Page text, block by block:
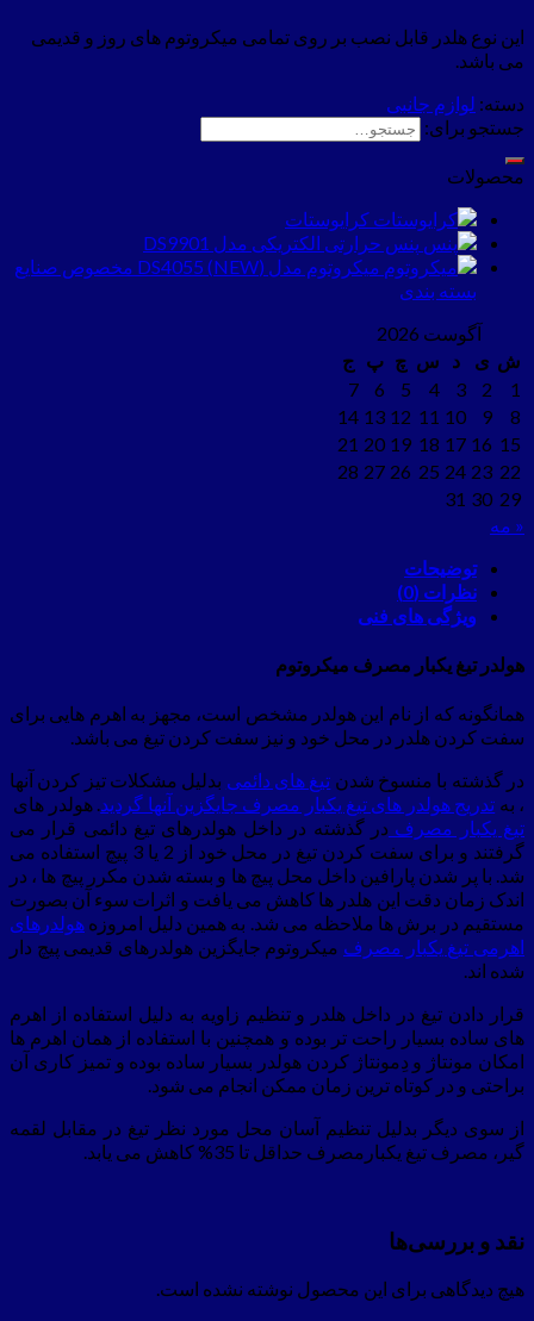
این نوع هلدر قابل نصب بر روی تمامی میکروتوم های روز و قدیمی
می باشد.
دسته: لوازم جانبی
جستجو برای:
محصولات
کرایوستات
پنس حرارتی الکتریکی مدل DS9901
میکروتوم مدل (NEW) DS4055 مخصوص صنایع
بسته بندی
آگوست 2026
ش ی د س چ پ ج
1
2
3
4
5
6
7
8
9
10
11
12
13
14
15
16
17
18
19
20
21
22
23
24
25
26
27
28
29
30
31
« مه
توضیحات
نظرات (0)
ویژگی های فنی
هولدر تیغ یکبار مصرف میکروتوم
همانگونه که از نام این هولدر مشخص است، مجهز به اهرم هایی برای
سفت کردن هلدر در محل خود و نیز سفت کردن تیغ می باشد.
در گذشته با منسوخ شدن تیغ های دائمی بدلیل مشکلات تیز کردن آنها
، به تدریج هولدر های تیغ یکبار مصرف جایگزین آنها گردید. هولدر های
تیغ یکبار مصرف در گذشته در داخل هولدرهای تیغ دائمی قرار می
گرفتند و برای سفت کردن تیغ در محل خود از 2 یا 3 پیچ استفاده می
شد. با پر شدن پارافین داخل محل پیچ ها و بسته شدن مکرر پیچ ها ، در
اندک زمان دقت این هلدر ها کاهش می یافت و اثرات سوء آن بصورت
مستقیم در برش ها ملاحظه می شد. به همین دلیل امروزه هولدرهای
اهرمی تیغ یکبار مصرف میکروتوم جایگزین هولدرهای قدیمی پیچ دار
شده اند.
قرار دادن تیغ در داخل هلدر و تنظیم زاویه به دلیل استفاده از اهرم
های ساده بسیار راحت تر بوده و همچنین با استفاده از همان اهرم ها
امکان مونتاژ و دِمونتاژ کردن هولدر بسیار ساده بوده و تمیز کاری آن
براحتی و در کوتاه ترین زمان ممکن انجام می شود.
از سوی دیگر بدلیل تنظیم آسان محل مورد نظر تیغ در مقابل لقمه
گیر، مصرف تیغ یکبارمصرف حداقل تا 35% کاهش می یابد.
نقد و بررسی‌ها
هیچ دیدگاهی برای این محصول نوشته نشده است.